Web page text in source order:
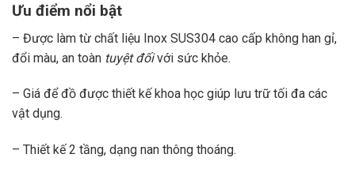
Ưu điểm nổi bật
– Được làm từ chất liệu Inox SUS304 cao cấp không han gỉ,
đổi màu, an toàn tuyệt đốivới sức khỏe.
– Giá để đồ được thiết kế khoa học giúp lưu trữ tối đa các
vật dụng.
– Thiết kế 2 tầng, dạng nan thông thoáng.